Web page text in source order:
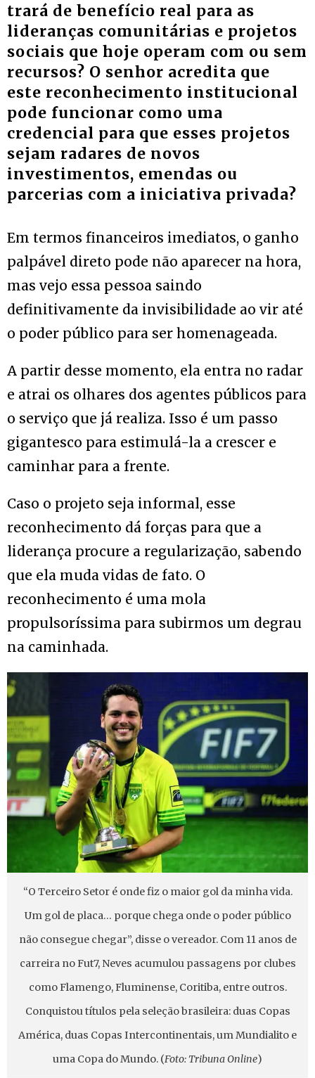
trará de benefício real para as
lideranças comunitárias e projetos
sociais que hoje operam com ou sem
recursos? O senhor acredita que
este reconhecimento institucional
pode funcionar como uma
credencial para que esses projetos
sejam radares de novos
investimentos, emendas ou
parcerias com a iniciativa privada?
Em termos financeiros imediatos, o ganho
palpável direto pode não aparecer na hora,
mas vejo essa pessoa saindo
definitivamente da invisibilidade ao vir até
o poder público para ser homenageada.
A partir desse momento, ela entra no radar
e atrai os olhares dos agentes públicos para
o serviço que já realiza. Isso é um passo
gigantesco para estimulá-la a crescer e
caminhar para a frente.
Caso o projeto seja informal, esse
reconhecimento dá forças para que a
liderança procure a regularização, sabendo
que ela muda vidas de fato. O
reconhecimento é uma mola
propulsoríssima para subirmos um degrau
na caminhada.
“O Terceiro Setor é onde fiz o maior gol da minha vida.
Um gol de placa… porque chega onde o poder público
não consegue chegar”, disse o vereador. Com 11 anos de
carreira no Fut7, Neves acumulou passagens por clubes
como Flamengo, Fluminense, Coritiba, entre outros.
Conquistou títulos pela seleção brasileira: duas Copas
América, duas Copas Intercontinentais, um Mundialito e
uma Copa do Mundo. (Foto: Tribuna Online)